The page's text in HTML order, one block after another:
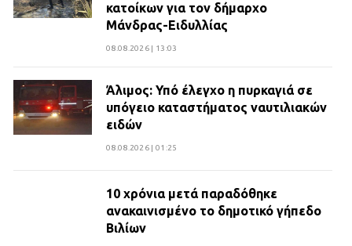
κατοίκων για τον δήμαρχο
Μάνδρας-Ειδυλλίας
08.08.2026 | 13:03
Άλιμος: Υπό έλεγχο η πυρκαγιά σε
υπόγειο καταστήματος ναυτιλιακών
ειδών
08.08.2026 | 01:25
10 χρόνια μετά παραδόθηκε
ανακαινισμένο το δημοτικό γήπεδο
Βιλίων